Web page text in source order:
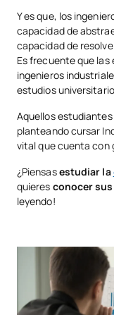
Y es que, los
capacidad de
capacidad de
Es frecuente que
ingenieros
estudios
Aquellos
planteando cursar
vital que cuenta con
¿Piensasestudiar la
quieres conocer
leyendo!